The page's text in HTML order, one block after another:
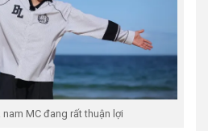
MC đang rất thuận lợi